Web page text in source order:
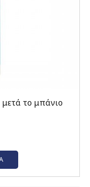
το μπάνιο